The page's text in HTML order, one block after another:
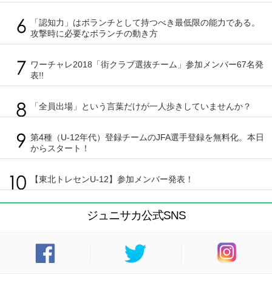
「認知力」はボランチとして持つべき最低限の能力である。
攻撃時に必要なボランチの動き方
ワーチャレ2018「街クラブ選抜チーム」参加メンバー67名発
表!!
「全員出場」という言葉だけが一人歩きしていませんか？
第4種（U-12年代）登録チームのJFA選手登録を無料化。本日
からスタート！
【東北トレセンU-12】参加メンバー発表！
ジュニサカ公式SNS